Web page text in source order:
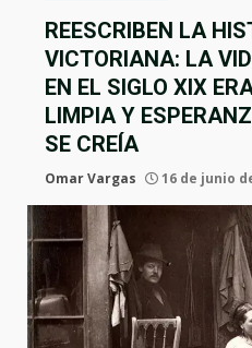
REESCRIBEN LA
VICTORIANA: LA
EN EL SIGLO XIX
LIMPIA Y
SE CREÍA
Omar Vargas 16 de junio